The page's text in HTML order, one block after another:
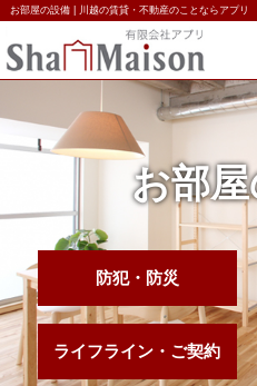
お部屋の設備 | 川越の賃貸・不動産のことならアプリ
お部
防犯・防災
ライフライン・ご契約